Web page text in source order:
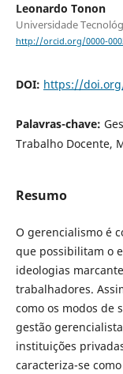
Leonardo Tonon
Universidade
http://orcid.org/0000-
DOI: https://
Palavras-chave:
Trabalho Docente,
Resumo
O gerencialismo é
que possibilitam o
ideologias
trabalhadores.
como os modos de
gestão
instituições
caracteriza-se